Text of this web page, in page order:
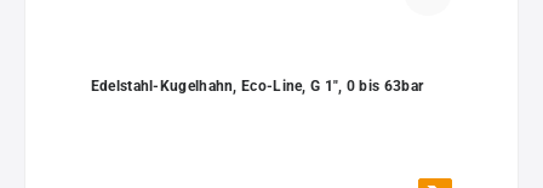
Edelstahl-Kugelhahn, Eco-Line, G 1", 0 bis 63bar